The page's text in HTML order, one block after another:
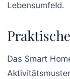
Lebensumfeld.
Das Smart